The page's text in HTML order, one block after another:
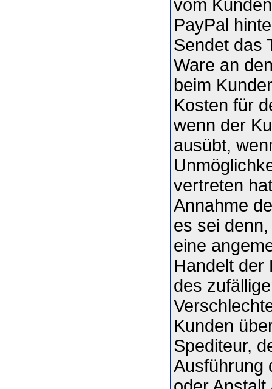
vom
PayPal
Sendet das
Ware an
beim
Kosten für
wenn der
ausübt,
vertreten
Annahme
es sei
eine
Handelt der
des
Kunden
Spediteur,
Ausführung